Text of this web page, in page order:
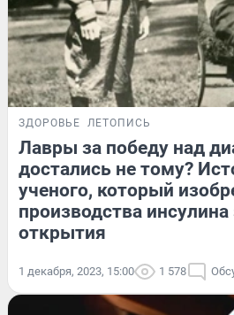
ЗДОРОВЬЕ ЛЕТОПИСЬ
Лавры за победу над
достались не тому?
ученого, который
производства инсулина
открытия
1 декабря, 2023, 15:00 1 578